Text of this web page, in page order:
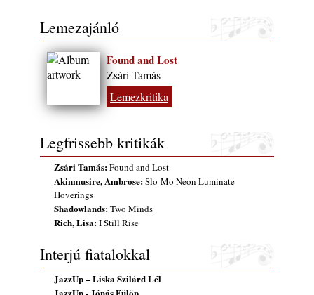
Lemezajánló
Found and Lost
Zsári Tamás
Lemezkritika
Legfrissebb kritikák
Zsári Tamás:Found and Lost
Akinmusire, Ambrose:Slo-Mo Neon Luminate
Hoverings
Shadowlands:Two Minds
Rich, Lisa:I Still Rise
Interjú fiatalokkal
JazzUp – Liska Szilárd Lél